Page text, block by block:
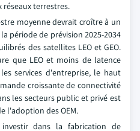
réseaux terrestres.
moyenne devrait croître à un
période de prévision 2025-2034
des satellites LEO et GEO.
que LEO et moins de latence
services d'entreprise, le haut
croissante de connectivité
les secteurs public et privé est
l'adoption des OEM.
investir dans la fabrication de